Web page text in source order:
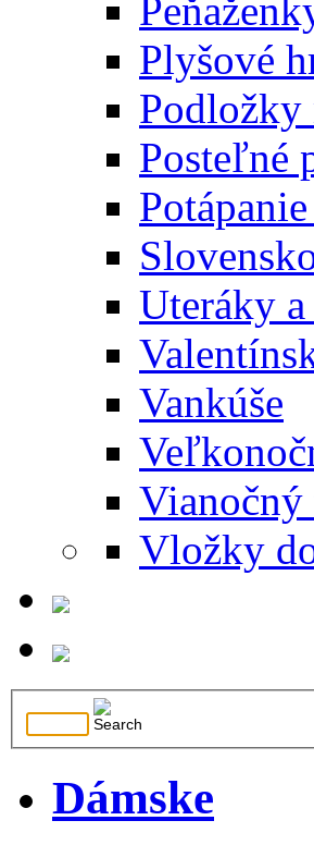
Plyšové
Podložky
Posteľné
Uteráky
Vankúše
Vianočný
Vložky
Dámske